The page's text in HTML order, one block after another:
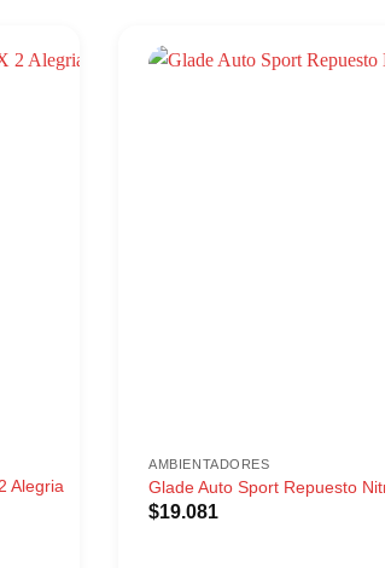
Alegria
AMBIENTADORES
Glade Auto Sport Repuesto
$19.081